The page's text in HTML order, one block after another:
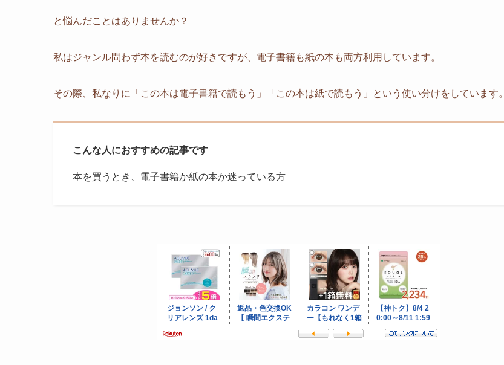
と悩んだことはありませんか？
私はジャンル問わず本を読むのが好きですが、電子書籍も紙の本も両方利用しています。
その際、私なりに「この本は電子書籍で読もう」「この本は紙で読もう」という使い分けをしています。
こんな人におすすめの記事です
本を買うとき、電子書籍か紙の本か迷っている方